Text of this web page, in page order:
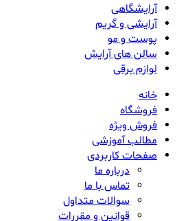
آرایشگاهی
آرایشی و گریم
پوست و مو
سالن های آرایش
لوازم برقی
خانه
فروشگاه
فروش ویژه
مطالب آموزشی
صفحات کاربردی
درباره ما
تماس با ما
سوالات متداول
قوانین و مقررات